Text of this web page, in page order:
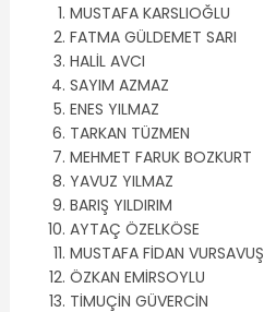
MUSTAFA KARSLIOĞLU
FATMA GÜLDEMET SARI
HALİL AVCI
SAYIM AZMAZ
ENES YILMAZ
TARKAN TÜZMEN
MEHMET FARUK BOZKURT
YAVUZ YILMAZ
BARIŞ YILDIRIM
AYTAÇ ÖZELKÖSE
MUSTAFA FİDAN VURSAVUŞ
ÖZKAN EMİRSOYLU
TİMUÇİN GÜVERCİN